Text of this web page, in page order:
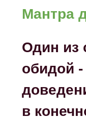
Мантра
Один из
обидой -
в